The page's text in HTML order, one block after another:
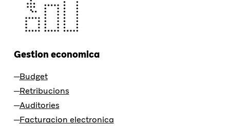
Gestion economica
Budget
Retribucions
Auditories
Facturacion electronica